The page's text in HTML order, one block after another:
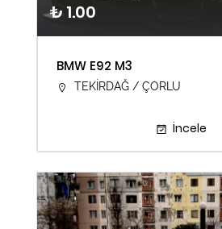
₺ 1.00
BMW E92 M3
TEKİRDAĞ / ÇORLU
İncele